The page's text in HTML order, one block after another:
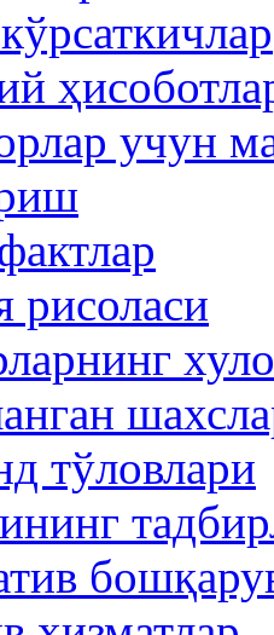
учун
рисоласи
тўловлари